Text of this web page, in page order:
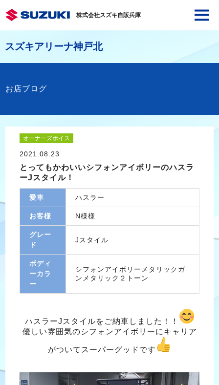
株式会社スズキ自販兵庫
スズキアリーナ神戸北
お店ブログ
オーナーズボイス
2021.08.23
とってもかわいいシフォンアイボリーのハスラ
ーJスタイル！
愛車 ハスラー
お客様 N様様
グレー
ド
Jスタイル
ボディ
ーカラ
ー
シフォンアイボリーメタリックガ
ンメタリック２トーン
ハスラーJスタイルをご納車しました！！
優しい雰囲気のシフォンアイボリーにキャリア
がついてスーパーグッドです